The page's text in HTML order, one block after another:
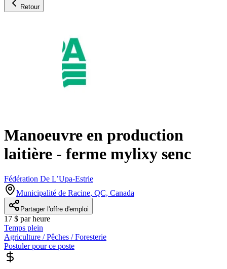
Retour
Manoeuvre en production
laitière - ferme mylixy senc
Fédération De L’Upa-Estrie
Municipalité de Racine, QC, Canada
Partager l'offre d'emploi
17 $ par heure
Temps plein
Agriculture / Pêches / Foresterie
Postuler pour ce poste